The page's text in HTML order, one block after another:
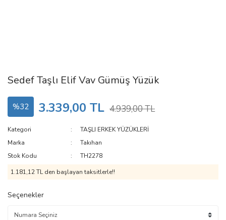
Sedef Taşlı Elif Vav Gümüş Yüzük
%32 3.339,00 TL 4.939,00 TL
Kategori
TAŞLI ERKEK YÜZÜKLERİ
Marka
Takıhan
Stok Kodu
TH2278
1.181,12 TL den başlayan taksitlerle!!
Seçenekler